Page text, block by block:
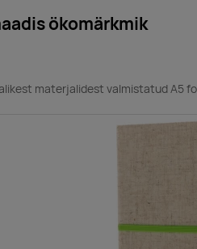
ökomärkmik
materjalidest valmistatud A5